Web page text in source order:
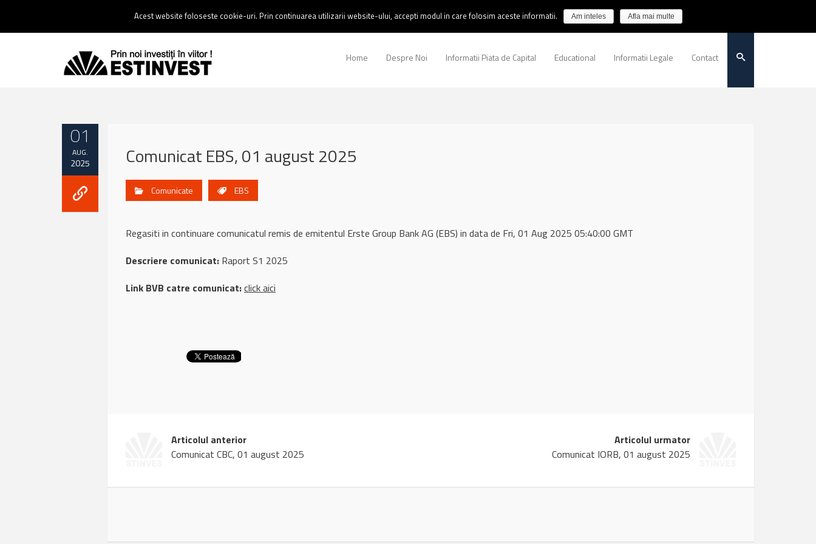
0237 238 900 |Email :contact@estinvest.ro
Home Despre Noi Informatii Piata de Capital Educational Informatii Legale Contact
01
AUG.
2025 Comunicat EBS, 01 august 2025
Comunicate EBS
Regasiti in continuare comunicatul remis de emitentul Erste Group Bank AG (EBS) in data de Fri, 01 Aug 2025 05:40:00 GMT
Descriere comunicat: Raport S1 2025
Link BVB catre comunicat:click aici
Articolul anterior
Comunicat CBC, 01 august 2025
Articolul urmator
Comunicat IORB, 01 august 2025
Acest website foloseste cookie-uri. Prin continuarea utilizarii website-ului, accepti modul in care folosim aceste informatii. Am inteles Afla mai multe